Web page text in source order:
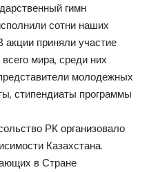
гимн
сотни наших
акции приняли участие
мира, среди них
молодежных
стипендиаты программы
РК организовало
Казахстана.
в Стране